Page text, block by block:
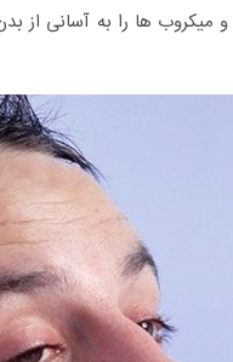
میکروب ها را به آسانی